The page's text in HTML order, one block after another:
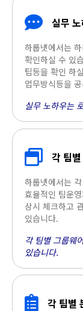
실무
하룹넷에서는
확인하실 수 있
팁등을 확인 하
업무방식등을
실무 노하우는
각 팀
하룹넷에서는
효율적인 팀운
상시 체크하고
있습니다.
각 팀별 그룹웨
있습니다.
각 팀별